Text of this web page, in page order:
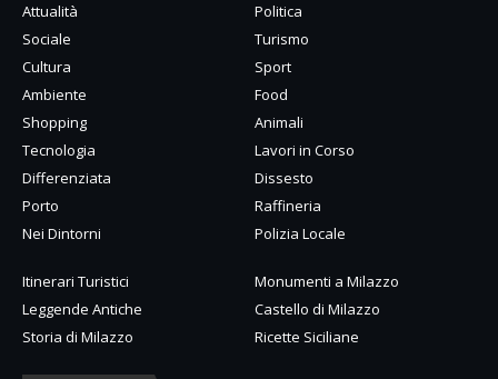
Attualità
Politica
Sociale
Turismo
Cultura
Sport
Ambiente
Food
Shopping
Animali
Tecnologia
Lavori in Corso
Differenziata
Dissesto
Porto
Raffineria
Nei Dintorni
Polizia Locale
Itinerari Turistici
Monumenti a Milazzo
Leggende Antiche
Castello di Milazzo
Storia di Milazzo
Ricette Siciliane